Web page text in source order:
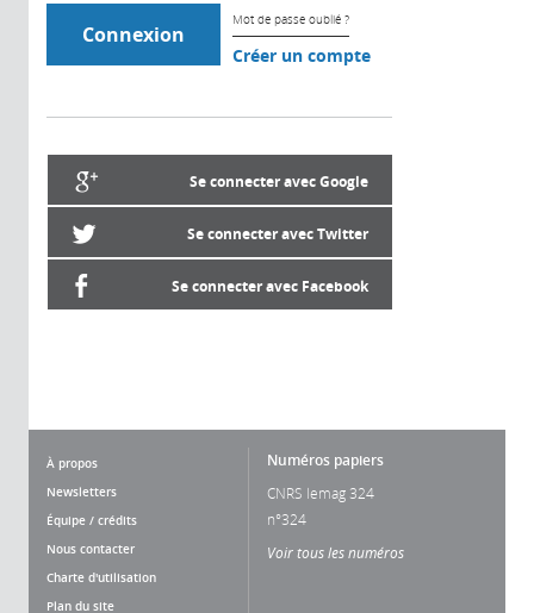
Mot de passe oublié ?
Créer un compte
Se connecter avec Google
Se connecter avec Twitter
Se connecter avec Facebook
À propos
Newsletters
Équipe / crédits
Nous contacter
Charte d'utilisation
Plan du site
Numéros papiers
CNRS lemag 324
n°324
Voir tous les numéros